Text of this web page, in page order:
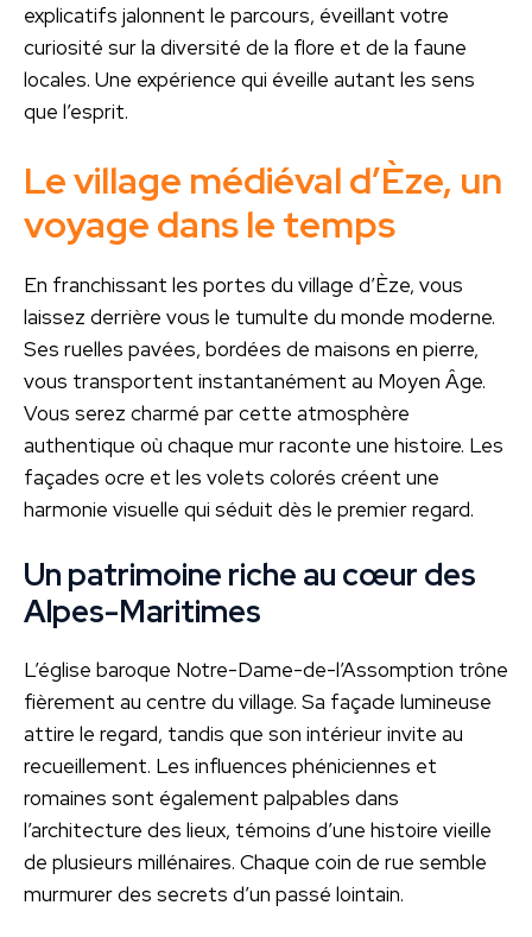
explicatifs jalonnent le parcours, éveillant votre
curiosité sur la diversité de la flore et de la faune
locales. Une expérience qui éveille autant les sens
que l’esprit.
Le village médiéval d’Èze, un
voyage dans le temps
En franchissant les portes du village d’Èze, vous
laissez derrière vous le tumulte du monde moderne.
Ses ruelles pavées, bordées de maisons en pierre,
vous transportent instantanément au Moyen Âge.
Vous serez charmé par cette atmosphère
authentique où chaque mur raconte une histoire. Les
façades ocre et les volets colorés créent une
harmonie visuelle qui séduit dès le premier regard.
Un patrimoine riche au cœur des
Alpes-Maritimes
L’église baroque Notre-Dame-de-l’Assomption trône
fièrement au centre du village. Sa façade lumineuse
attire le regard, tandis que son intérieur invite au
recueillement. Les influences phéniciennes et
romaines sont également palpables dans
l’architecture des lieux, témoins d’une histoire vieille
de plusieurs millénaires. Chaque coin de rue semble
murmurer des secrets d’un passé lointain.